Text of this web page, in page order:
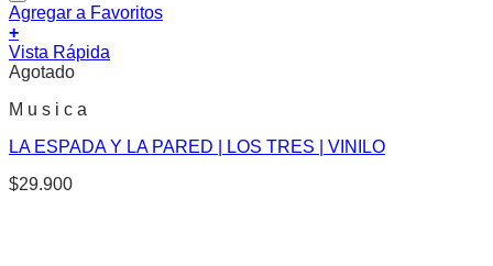
Agregar a Favoritos
+
Vista Rápida
Agotado
M u s i c a
LA ESPADA Y LA PARED | LOS TRES | VINILO
$29.900